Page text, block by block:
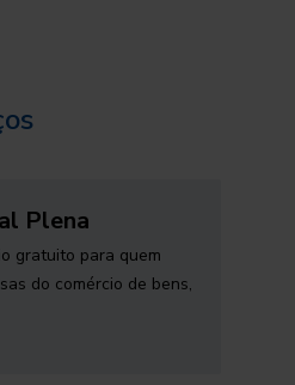
Plena
gratuito para quem
do comércio de bens,